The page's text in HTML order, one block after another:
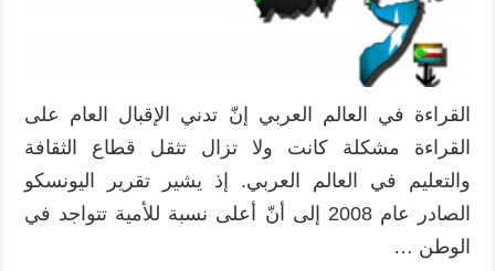
القراءة في العالم العربي إنّ تدني الإقبال العام على
القراءة مشكلة كانت ولا تزال تثقل قطاع الثقافة
والتعليم في العالم العربي. إذ يشير تقرير اليونسكو
الصادر عام 2008 إلى أنّ أعلى نسبة للأمية تتواجد في
الوطن …